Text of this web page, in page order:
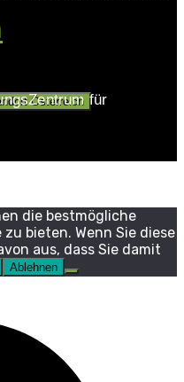
Österreich für
die bestmögliche
bieten. Wenn Sie diese
aus, dass Sie damit
Ablehnen